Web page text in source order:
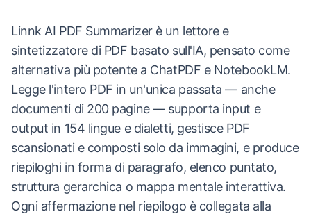
Linnk AI PDF Summarizer è un lettore e
sintetizzatore di PDF basato sull'IA, pensato come
alternativa più potente a ChatPDF e NotebookLM.
Legge l'intero PDF in un'unica passata — anche
documenti di 200 pagine — supporta input e
output in 154 lingue e dialetti, gestisce PDF
scansionati e composti solo da immagini, e produce
riepiloghi in forma di paragrafo, elenco puntato,
struttura gerarchica o mappa mentale interattiva.
Ogni affermazione nel riepilogo è collegata alla